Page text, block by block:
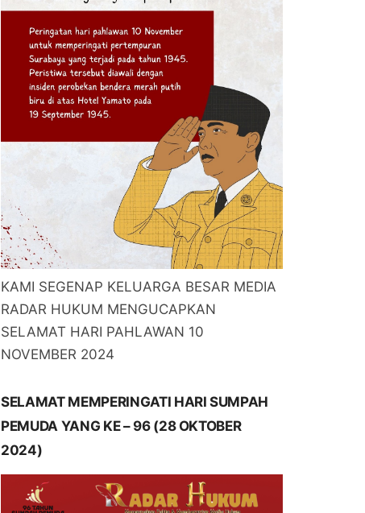
KAMI SEGENAP KELUARGA BESAR MEDIA
RADAR HUKUM MENGUCAPKAN
SELAMAT HARI PAHLAWAN 10
NOVEMBER 2024
SELAMAT MEMPERINGATI HARI SUMPAH
PEMUDA YANG KE – 96 (28 OKTOBER
2024)